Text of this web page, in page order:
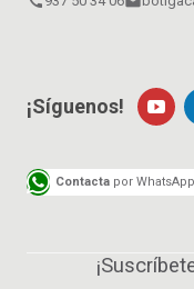
¡Síguenos!
Contacta por WhatsApp